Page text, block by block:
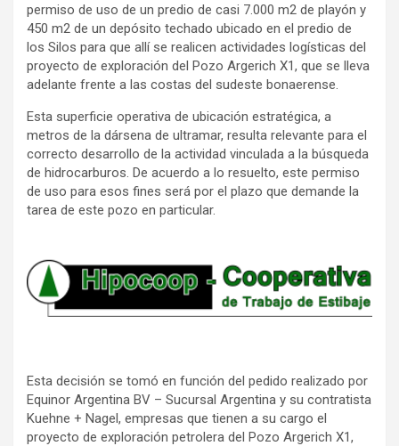
permiso de uso de un predio de casi 7.000 m2 de playón y
450 m2 de un depósito techado ubicado en el predio de
los Silos para que allí se realicen actividades logísticas del
proyecto de exploración del Pozo Argerich X1, que se lleva
adelante frente a las costas del sudeste bonaerense.
Esta superficie operativa de ubicación estratégica, a
metros de la dársena de ultramar, resulta relevante para el
correcto desarrollo de la actividad vinculada a la búsqueda
de hidrocarburos. De acuerdo a lo resuelto, este permiso
de uso para esos fines será por el plazo que demande la
tarea de este pozo en particular.
Esta decisión se tomó en función del pedido realizado por
Equinor Argentina BV – Sucursal Argentina y su contratista
Kuehne + Nagel, empresas que tienen a su cargo el
proyecto de exploración petrolera del Pozo Argerich X1,